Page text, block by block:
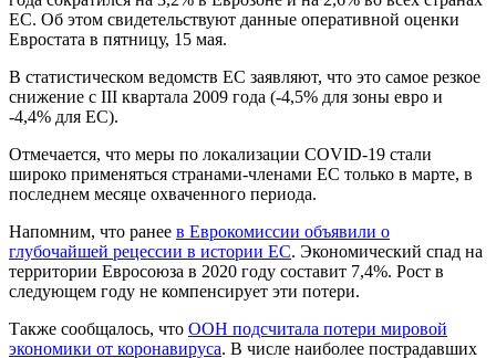
ЕС. Об этом свидетельствуют данные оперативной оценки
Евростата в пятницу, 15 мая.
В статистическом ведомств ЕС заявляют, что это самое резкое
снижение с III квартала 2009 года (-4,5% для зоны евро и
-4,4% для ЕС).
Отмечается, что меры по локализации COVID-19 стали
широко применяться странами-членами ЕС только в марте, в
последнем месяце охваченного периода.
Напомним, что ранее в Еврокомиссии объявили о
глубочайшей рецессии в истории ЕС. Экономический спад на
территории Евросоюза в 2020 году составит 7,4%. Рост в
следующем году не компенсирует эти потери.
Также сообщалось, что ООН подсчитала потери мировой
экономики от коронавируса. В числе наиболее пострадавших